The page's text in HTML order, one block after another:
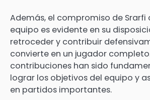
Además, el compromiso de Srarfi
equipo es evidente en su
retroceder y contribuir
convierte en un jugador
contribuciones han sido
lograr los objetivos del equipo y
en partidos importantes.